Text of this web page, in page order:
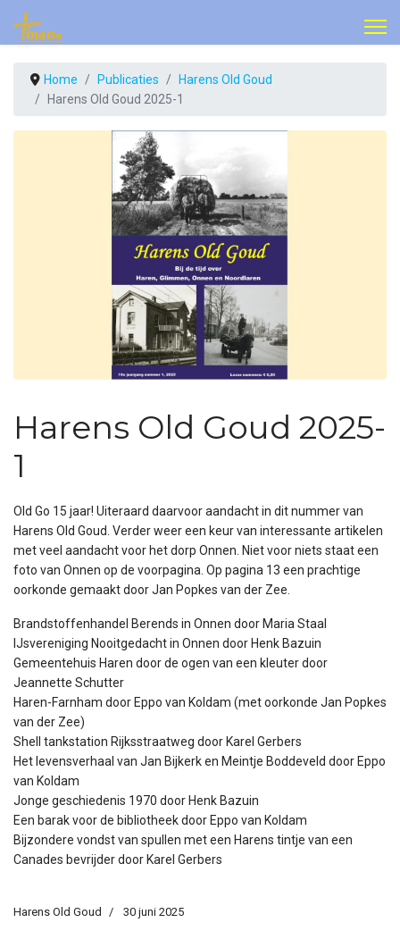
Home Publicaties
Harens Old Goud
Harens Old Goud 2025-1
Harens Old Goud 2025-
1
Old Go 15 jaar! Uiteraard daarvoor aandacht in dit nummer van
Harens Old Goud. Verder weer een keur van interessante artikelen
met veel aandacht voor het dorp Onnen. Niet voor niets staat een
foto van Onnen op de voorpagina. Op pagina 13 een prachtige
oorkonde gemaakt door Jan Popkes van der Zee.
Brandstoffenhandel Berends in Onnen door Maria Staal
IJsvereniging Nooitgedacht in Onnen door Henk Bazuin
Gemeentehuis Haren door de ogen van een kleuter door
Jeannette Schutter
Haren-Farnham door Eppo van Koldam (met oorkonde Jan Popkes
van der Zee)
Shell tankstation Rijksstraatweg door Karel Gerbers
Het levensverhaal van Jan Bijkerk en Meintje Boddeveld door Eppo
van Koldam
Jonge geschiedenis 1970 door Henk Bazuin
Een barak voor de bibliotheek door Eppo van Koldam
Bijzondere vondst van spullen met een Harens tintje van een
Canades bevrijder door Karel Gerbers
Harens Old Goud 30 juni 2025